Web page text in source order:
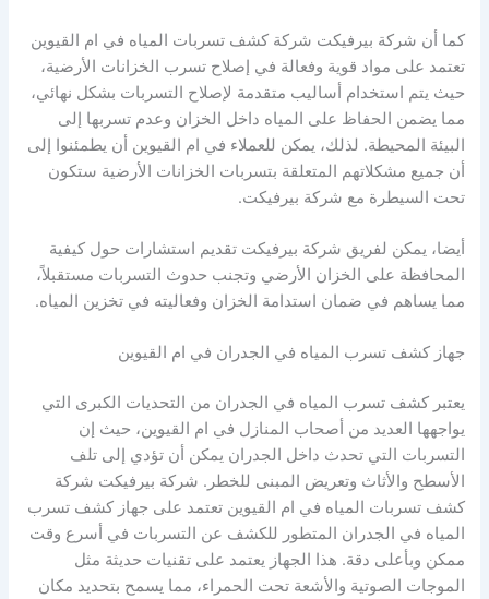
كما أن شركة بيرفيكت شركة كشف تسربات المياه في ام القيوين
تعتمد على مواد قوية وفعالة في إصلاح تسرب الخزانات الأرضية،
حيث يتم استخدام أساليب متقدمة لإصلاح التسربات بشكل نهائي،
مما يضمن الحفاظ على المياه داخل الخزان وعدم تسربها إلى
البيئة المحيطة. لذلك، يمكن للعملاء في ام القيوين أن يطمئنوا إلى
أن جميع مشكلاتهم المتعلقة بتسربات الخزانات الأرضية ستكون
تحت السيطرة مع شركة بيرفيكت.
أيضا، يمكن لفريق شركة بيرفيكت تقديم استشارات حول كيفية
المحافظة على الخزان الأرضي وتجنب حدوث التسربات مستقبلاً،
مما يساهم في ضمان استدامة الخزان وفعاليته في تخزين المياه.
جهاز كشف تسرب المياه في الجدران في ام القيوين
يعتبر كشف تسرب المياه في الجدران من التحديات الكبرى التي
يواجهها العديد من أصحاب المنازل في ام القيوين، حيث إن
التسربات التي تحدث داخل الجدران يمكن أن تؤدي إلى تلف
الأسطح والأثاث وتعريض المبنى للخطر. شركة بيرفيكت شركة
كشف تسربات المياه في ام القيوين تعتمد على جهاز كشف تسرب
المياه في الجدران المتطور للكشف عن التسربات في أسرع وقت
ممكن وبأعلى دقة. هذا الجهاز يعتمد على تقنيات حديثة مثل
الموجات الصوتية والأشعة تحت الحمراء، مما يسمح بتحديد مكان